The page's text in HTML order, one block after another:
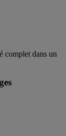
complet dans un